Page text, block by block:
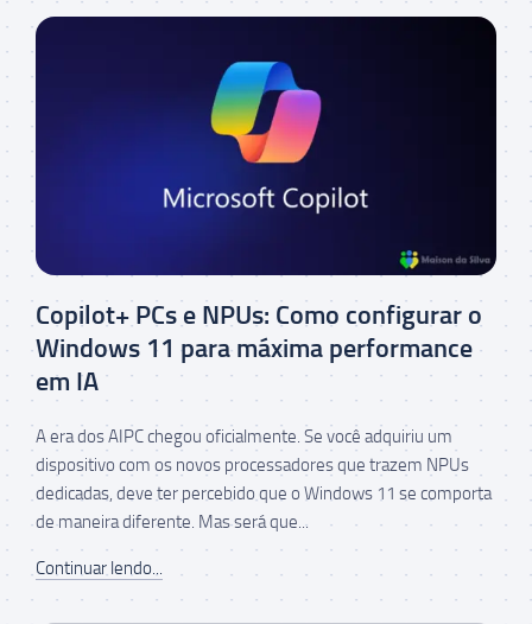
Copilot+ PCs e NPUs: Como configurar o
Windows 11 para máxima performance
em IA
A era dos AIPC chegou oficialmente. Se você adquiriu um
dispositivo com os novos processadores que trazem NPUs
dedicadas, deve ter percebido que o Windows 11 se comporta
de maneira diferente. Mas será que...
Continuar lendo...